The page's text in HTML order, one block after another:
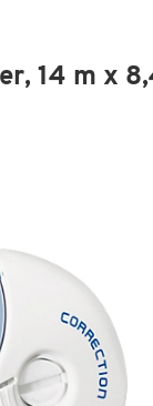
14 m x